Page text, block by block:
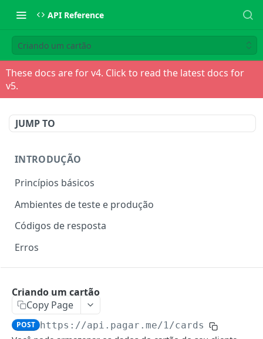
API Reference
Criando um cartão
These docs are for v4. Click to read the latest docs for
v5.
JUMP TO
INTRODUÇÃO
Princípios básicos
Ambientes de teste e produção
Códigos de resposta
Erros
Criando uma transação
Objeto transaction (transação)
Capturando uma transação posteriormente
Criando um cartão
Copy Page
POST https://api.pagar.me/1/cards